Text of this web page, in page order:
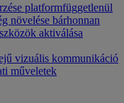
platformfüggetlenül
növelése bárhonnan
aktiválása
vizuális kommunikáció
műveletek